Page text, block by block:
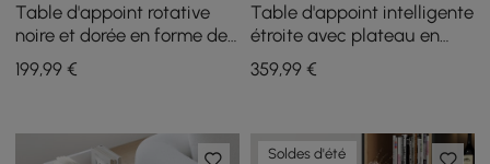
Table d'appoint rotative
noire et dorée en forme de
C avec rangement
199,99 €
Table d'appoint intelligente
étroite avec plateau en
pierre frittée avec
rangement
359,99€
Soldes d'été